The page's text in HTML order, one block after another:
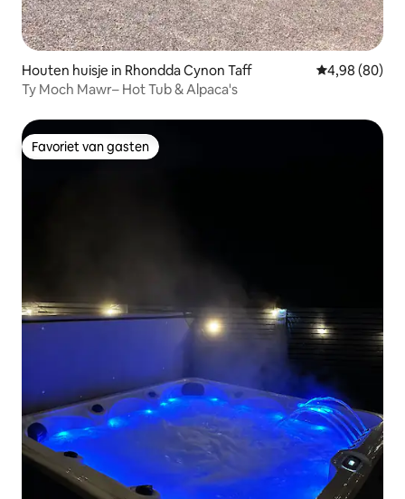
Houten huisje in Rhondda Cynon Taff Gemiddelde
4,98 (80)
Ty Moch Mawr– Hot Tub & Alpaca's
Favoriet van gasten
Favoriet van gasten